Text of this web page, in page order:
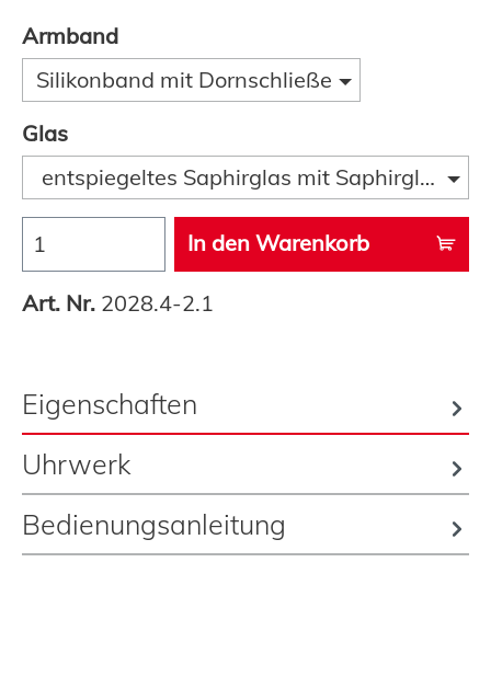
Armband
Silikonband mit Dornschließe
Glas
entspiegeltes Saphirglas mit Saphirglaslupe
In den Warenkorb
Art. Nr. 2028.4-2.1
Eigenschaften
Uhrwerk
Bedienungsanleitung